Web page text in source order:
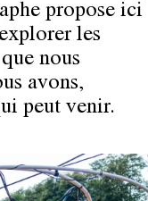
propose ici
les
nous
avons,
peut venir.